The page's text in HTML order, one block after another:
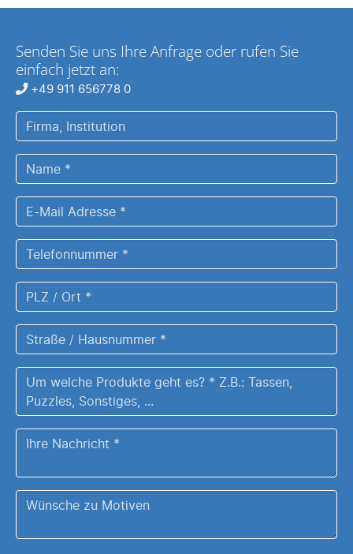
Senden Sie uns Ihre Anfrage oder rufen Sie
einfach jetzt an:
+49 911 656778 0
Firma,
Institution
Name
*
E-
Mail
Adresse
*
Telefonnummer
*
PLZ
/
Ort
*
Straße
/
Hausnummer
Um
welche
Produkte
geht
Tassen,
Ihre
*
Wünsche
Ihrem